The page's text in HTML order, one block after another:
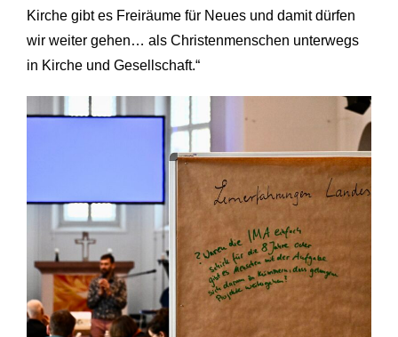
Kirche gibt es Freiräume für Neues und damit dürfen
wir weiter gehen… als Christenmenschen unterwegs
in Kirche und Gesellschaft.“